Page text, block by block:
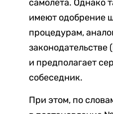
самолета. Однако
имеют одобрение
процедурам,
и предполагает
собеседник.
При этом, по